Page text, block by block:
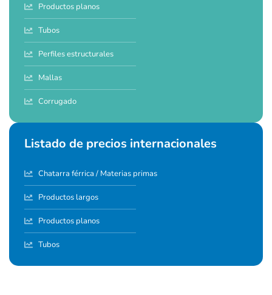
Productos planos
Tubos
Perfiles estructurales
Mallas
Corrugado
Listado de precios internacionales
Chatarra férrica / Materias primas
Productos largos
Productos planos
Tubos